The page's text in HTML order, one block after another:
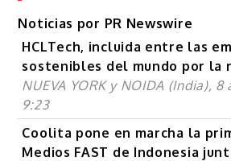
Noticias por PR Newswire
HCLTech, incluida entre las
sostenibles del mundo por la
NUEVA YORK y NOIDA (India), 8
9:23
Coolita pone en marcha la
Medios FAST de Indonesia